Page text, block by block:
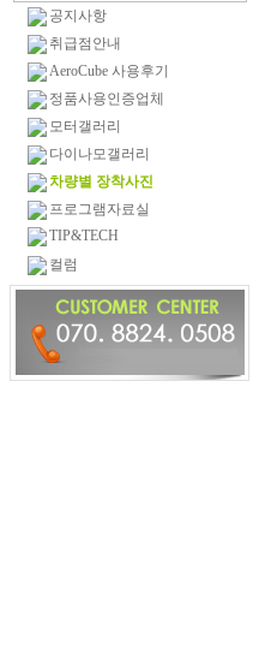
공지사항
취급점안내
AeroCube 사용후기
정품사용인증업체
모터갤러리
다이나모갤러리
차량별 장착사진
프로그램자료실
TIP&TECH
컬럼